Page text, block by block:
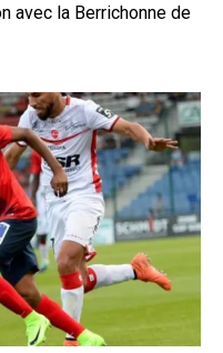
avec la Berrichonne de